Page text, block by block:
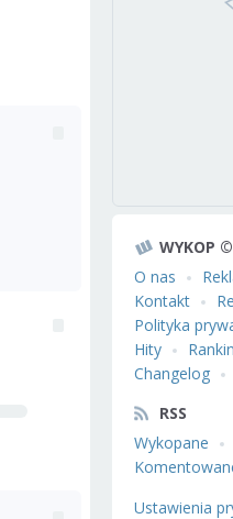
WYKOP
O nas
Kontakt
Polityka
Hity
Changelog
RSS
Wykopane
Ustawienia